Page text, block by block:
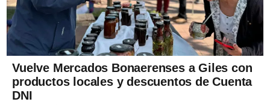
Vuelve Mercados Bonaerenses a Giles con
productos locales y descuentos de Cuenta
DNI